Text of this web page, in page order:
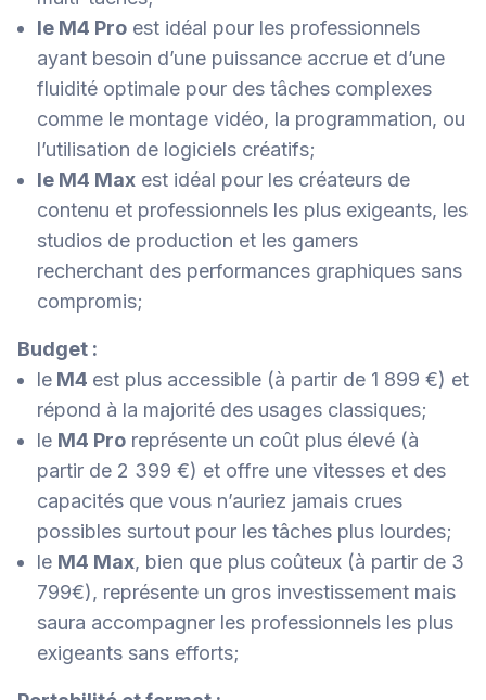
le M4 Pro est idéal pour les professionnels
ayant besoin d’une puissance accrue et d’une
fluidité optimale pour des tâches complexes
comme le montage vidéo, la programmation, ou
l’utilisation de logiciels créatifs;
le M4 Max est idéal pour les créateurs de
contenu et professionnels les plus exigeants, les
studios de production et les gamers
recherchant des performances graphiques sans
compromis;
Budget :
le M4 est plus accessible (à partir de 1 899 €) et
répond à la majorité des usages classiques;
le M4 Pro représente un coût plus élevé (à
partir de 2 399 €) et offre une vitesses et des
capacités que vous n’auriez jamais crues
possibles surtout pour les tâches plus lourdes;
le M4 Max, bien que plus coûteux (à partir de 3
799€), représente un gros investissement mais
saura accompagner les professionnels les plus
exigeants sans efforts;